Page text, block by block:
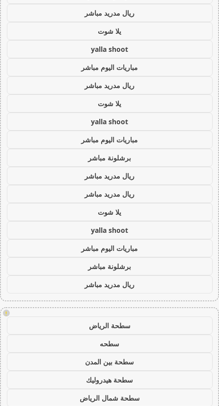
ريال مدريد مباشر
يلا شوت
yalla shoot
مباريات اليوم مباشر
ريال مدريد مباشر
يلا شوت
yalla shoot
مباريات اليوم مباشر
برشلونة مباشر
ريال مدريد مباشر
ريال مدريد مباشر
يلا شوت
yalla shoot
مباريات اليوم مباشر
برشلونة مباشر
ريال مدريد مباشر
!
سطحة الرياض
سطحه
سطحة بين المدن
سطحة هيدروليك
سطحة شمال الرياض